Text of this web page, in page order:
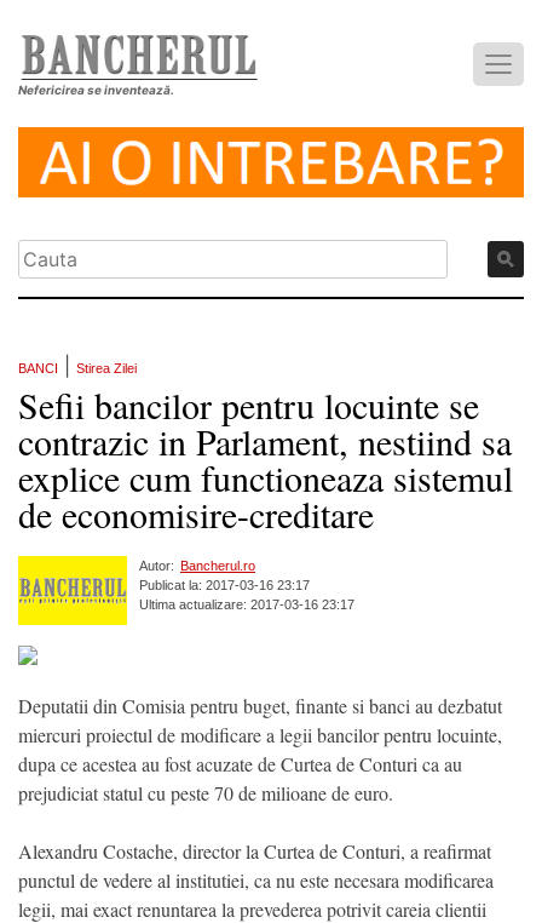
Nefericirea se inventează.
BANCI Stirea Zilei
Sefii bancilor pentru locuinte se
contrazic in Parlament, nestiind sa
explice cum functioneaza sistemul
de economisire-creditare
Autor: Bancherul.ro
Publicat la: 2017-03-16 23:17
Ultima actualizare: 2017-03-16 23:17
Deputatii din Comisia pentru buget, finante si banci au dezbatut
miercuri proiectul de modificare a legii bancilor pentru locuinte,
dupa ce acestea au fost acuzate de Curtea de Conturi ca au
prejudiciat statul cu peste 70 de milioane de euro.
Alexandru Costache, director la Curtea de Conturi, a reafirmat
punctul de vedere al institutiei, ca nu este necesara modificarea
legii, mai exact renuntarea la prevederea potrivit careia clientii